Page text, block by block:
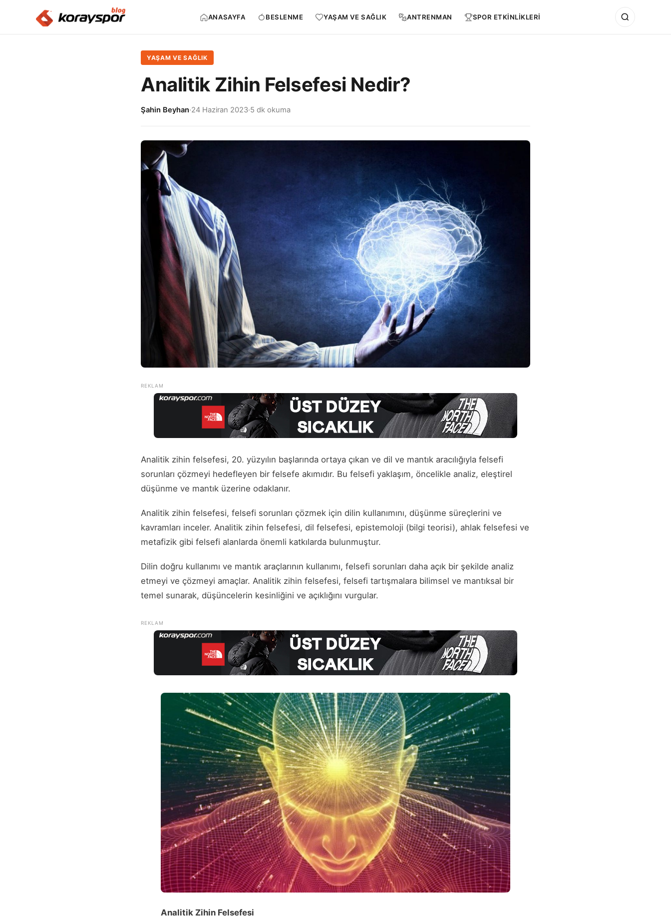
ANASAYFA BESLENME YAŞAM VE SAĞLIK ANTRENMAN SPOR ETKİNLİKLERİ
YAŞAM VE SAĞLIK
Analitik Zihin Felsefesi Nedir?
Şahin Beyhan·24 Haziran 2023·5 dk okuma
Analitik zihin felsefesi, 20. yüzyılın başlarında ortaya çıkan ve dil ve mantık aracılığıyla felsefi
sorunları çözmeyi hedefleyen bir felsefe akımıdır. Bu felsefi yaklaşım, öncelikle analiz, eleştirel
düşünme ve mantık üzerine odaklanır.
Analitik zihin felsefesi, felsefi sorunları çözmek için dilin kullanımını, düşünme süreçlerini ve
kavramları inceler. Analitik zihin felsefesi, dil felsefesi, epistemoloji (bilgi teorisi), ahlak felsefesi ve
metafizik gibi felsefi alanlarda önemli katkılarda bulunmuştur.
Dilin doğru kullanımı ve mantık araçlarının kullanımı, felsefi sorunları daha açık bir şekilde analiz
etmeyi ve çözmeyi amaçlar. Analitik zihin felsefesi, felsefi tartışmalara bilimsel ve mantıksal bir
temel sunarak, düşüncelerin kesinliğini ve açıklığını vurgular.
Analitik Zihin Felsefesi